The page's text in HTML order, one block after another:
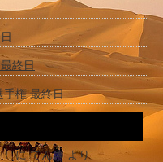
終日
手権 最終日
にてんきより